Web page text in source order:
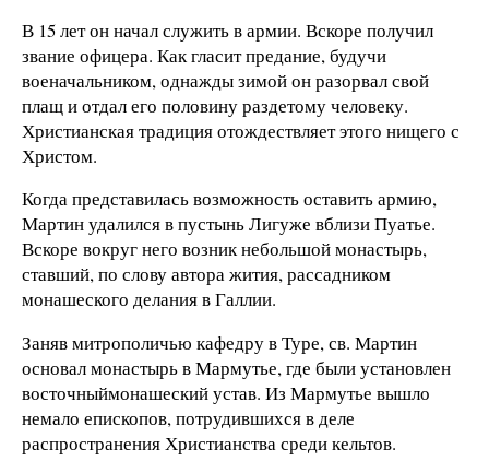
В 15 лет он начал служить в армии. Вскоре получил
звание офицера. Как гласит предание, будучи
военачальником, однажды зимой он разорвал свой
плащ и отдал его половину раздетому человеку.
Христианская традиция отождествляет этого нищего с
Христом.
Когда представилась возможность оставить армию,
Мартин удалился в пустынь Лигуже вблизи Пуатье.
Вскоре вокруг него возник небольшой монастырь,
ставший, по слову автора жития, рассадником
монашеского делания в Галлии.
Заняв митрополичью кафедру в Туре, св. Мартин
основал монастырь в Мармутье, где были установлен
восточныймонашеский устав. Из Мармутье вышло
немало епископов, потрудившихся в деле
распространения Христианства среди кельтов.